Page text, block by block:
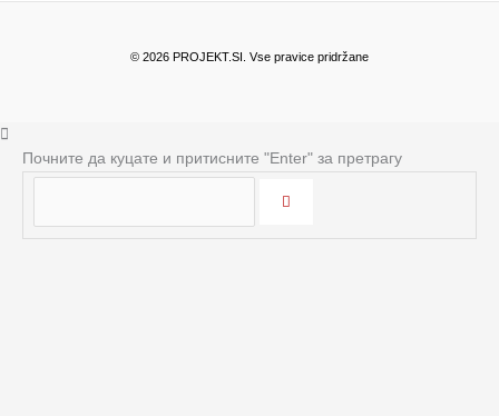
© 2026 PROJEKT.SI. Vse pravice pridržane
Почните да куцате и притисните "Enter" за претрагу